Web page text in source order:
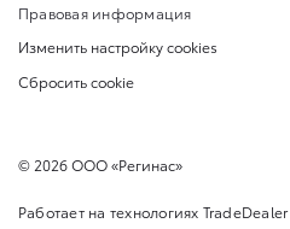
Правовая информация
Изменить настройку cookies
Сбросить cookie
© 2026ООО «Регинас»
Работает на технологиях TradeDealer